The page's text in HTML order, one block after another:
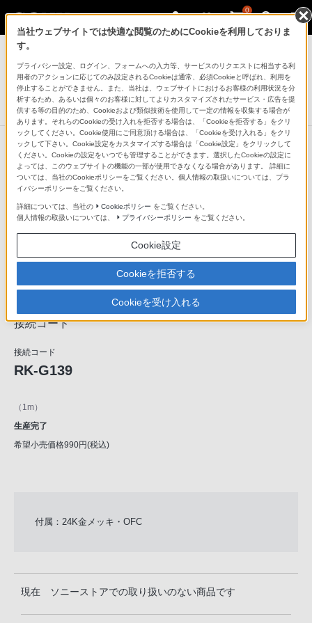
0
AVケーブル
接続コード
RK-G139
DISCONTINUED 生産完了
接続コード
接続コード
RK-G139
（1m）
生産完了
希望小売価格990円(税込)
付属：24K金メッキ・OFC
現在 ソニーストアでの取り扱いのない商品です
当社ウェブサイトでは快適な閲覧のためにCookieを利用しておりま
す。
プライバシー設定、ログイン、フォームへの入力等、サービスのリクエストに相当する利
用者のアクションに応じてのみ設定されるCookieは通常、必須Cookieと呼ばれ、利用を
停止することができません。また、当社は、ウェブサイトにおけるお客様の利用状況を分
析するため、あるいは個々のお客様に対してよりカスタマイズされたサービス・広告を提
供する等の目的のため、Cookieおよび類似技術を使用して一定の情報を収集する場合が
あります。それらのCookieの受け入れを拒否する場合は、「Cookieを拒否する」をクリ
ックしてください。Cookie使用にご同意頂ける場合は、「Cookieを受け入れる」をクリ
ックして下さい。Cookie設定をカスタマイズする場合は「Cookie設定」をクリックして
ください。Cookieの設定をいつでも管理することができます。選択したCookieの設定に
よっては、このウェブサイトの機能の一部が使用できなくなる場合があります。 詳細に
ついては、当社のCookieポリシーをご覧ください。個人情報の取扱いについては、プラ
イバシーポリシーをご覧ください。
詳細については、当社の Cookieポリシー をご覧ください。
個人情報の取扱いについては、
プライバシーポリシー をご覧ください。
Cookie設定
Cookieを拒否する
Cookieを受け入れる